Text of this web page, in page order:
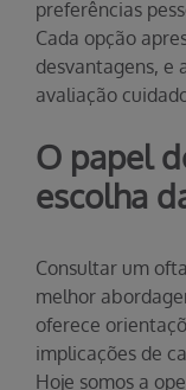
preferências
Cada opção
desvantagens, e
avaliação
O papel
escolha
Consultar um
melhor
oferece
implicações de
Hoje somos a